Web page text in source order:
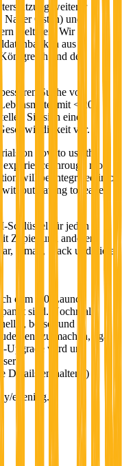
weiterer
Osten) und
weltweit. Wir
aus
und den
Suche von
mit < 20g
Sie sich eine
vor.
on how to use the
through more
will be integrated into
without having to leave
Schlüssel für jeden
Zapier und anderen
Gmail, Slack und viele
dem 2.0-Launch
sind. Nochmals,
besser und
zu machen, egal
Upgrade wird uns
Details enthalten ;)
evening.